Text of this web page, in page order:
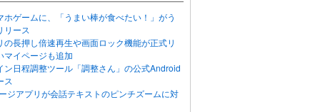
ホゲームに、「うまい棒が食べたい！」がう
リース
の長押し倍速再生や画面ロック機能が正式リ
マイページも追加
ン日程調整ツール「調整さん」の公式Android
ス
ジアプリが会話テキストのピンチズームに対